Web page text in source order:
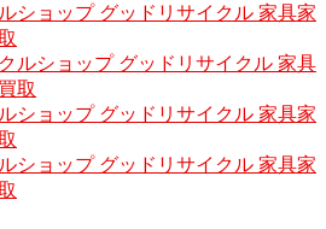
ショップ グッドリサイクル 家具家
ルショップ グッドリサイクル 家具
取
ショップ グッドリサイクル 家具家
ショップ グッドリサイクル 家具家